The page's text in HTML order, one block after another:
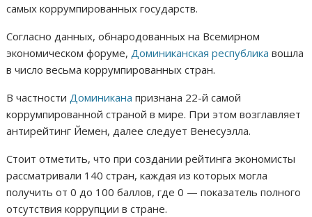
самых коррумпированных государств.
Согласно данных, обнародованных на Всемирном
экономическом форуме,Доминиканская республика вошла
в число весьма коррумпированных стран.
В частностиДоминикана признана 22-й самой
коррумпированной страной в мире. При этом возглавляет
антирейтинг Йемен, далее следует Венесуэлла.
Стоит отметить, что при создании рейтинга экономисты
рассматривали 140 стран, каждая из которых могла
получить от 0 до 100 баллов, где 0 — показатель полного
отсутствия коррупции в стране.